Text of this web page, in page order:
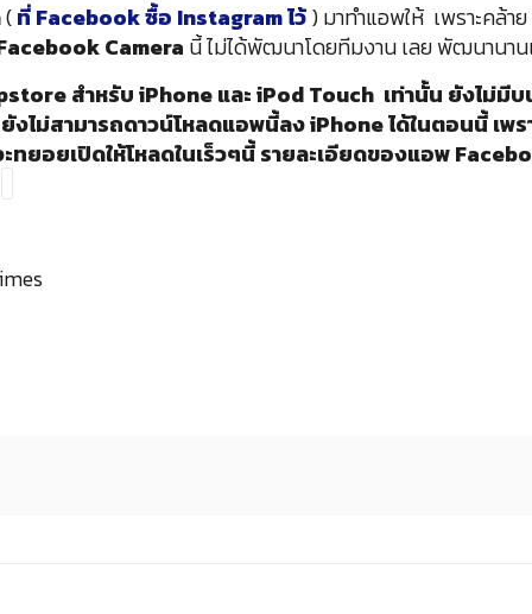
(ที่ Facebook ซื้อ Instagram ไว้) มาทำแอพให้ เพราะคล้าย
Camera นี้ ไม่ได้พัฒนาโดยทีมงาน เลย พัฒนานา
สำหรับ iPhone และ iPod Touch เท่านั้น ยังไม่
งไม่สามารถดาวน์โหลดแอพนี้ลง iPhone ได้ในตอนนี้ เ
ยอยเปิดให้โหลดในเร็วๆนี้ รายละเอียดของแอพ